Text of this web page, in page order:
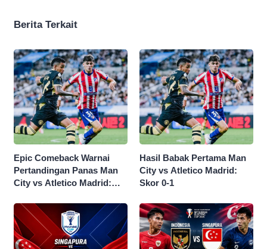
Berita Terkait
Epic Comeback Warnai
Pertandingan Panas Man
City vs Atletico Madrid:
Hasil Babak Pertama Man
City vs Atletico Madrid:
Skor 0-1